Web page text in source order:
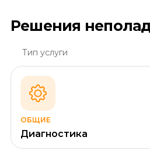
Решения
Тип услуги
ОБЩИЕ
Диагностика